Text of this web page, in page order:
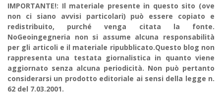
IMPORTANTE!: Il materiale presente in questo sito (ove
non ci siano avvisi particolari) può essere copiato e
redistribuito, purché venga citata la fonte.
NoGeoingegneria non si assume alcuna responsabilità
per gli articoli e il materiale ripubblicato.Questo blog non
rappresenta una testata giornalistica in quanto viene
aggiornato senza alcuna periodicità. Non può pertanto
considerarsi un prodotto editoriale ai sensi della legge n.
62 del 7.03.2001.